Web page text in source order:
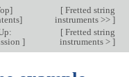
]
]
[Fretted string
instruments >> ]
]
[Fretted string
instruments > ]